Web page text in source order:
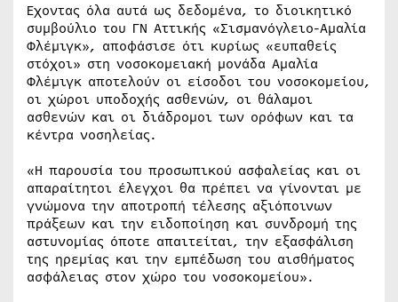
Εχοντας όλα αυτά ως δεδομένα, το διοικητικό
συμβούλιο του ΓΝ Αττικής «Σισμανόγλειο-Αμαλία
Φλέμιγκ», αποφάσισε ότι κυρίως «ευπαθείς
στόχοι» στη νοσοκομειακή μονάδα Αμαλία
Φλέμιγκ αποτελούν οι είσοδοι του νοσοκομείου,
οι χώροι υποδοχής ασθενών, οι θάλαμοι
ασθενών και οι διάδρομοι των ορόφων και τα
κέντρα νοσηλείας.
«Η παρουσία του προσωπικού ασφαλείας και οι
απαραίτητοι έλεγχοι θα πρέπει να γίνονται με
γνώμονα την αποτροπή τέλεσης αξιόποινων
πράξεων και την ειδοποίηση και συνδρομή της
αστυνομίας όποτε απαιτείται, την εξασφάλιση
της ηρεμίας και την εμπέδωση του αισθήματος
ασφάλειας στον χώρο του νοσοκομείου».